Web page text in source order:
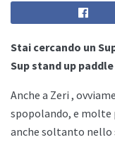
Stai cercando un
Sup stand up
Anche a Zeri ,
spopolando, e molte
anche soltanto nello